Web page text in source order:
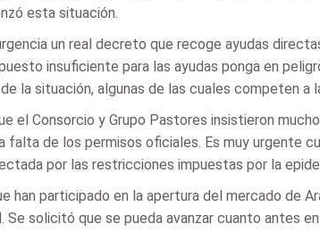
esta situación.
un real decreto que recoge ayudas
insuficiente para las ayudas ponga en
la situación, algunas de las cuales competen a
el Consorcio y Grupo Pastores insistieron
de los permisos oficiales. Es muy urgente
por las restricciones impuestas por la
participado en la apertura del mercado de
solicitó que se pueda avanzar cuanto antes